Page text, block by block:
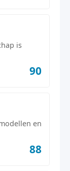
is
90
en
88